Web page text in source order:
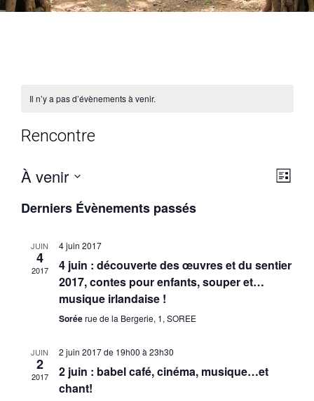
Il n’y a pas d’évènements à venir.
Rencontre
Liste
À venir
une
Derniers Évènements passés
JUIN
4
2017
4 juin 2017
4 juin : découverte des œuvres et du sentier
2017, contes pour enfants, souper et…
musique irlandaise !
Soréerue de la Bergerie, 1, SOREE
JUIN
2
2017
2 juin 2017 de 19h00 à 23h30
2 juin : babel café, cinéma, musique…et
chant!